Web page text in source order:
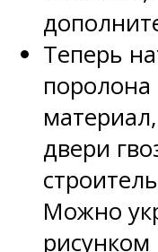
Теперь
двери
Можно
рисунком